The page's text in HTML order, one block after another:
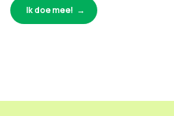
Ik doe mee!